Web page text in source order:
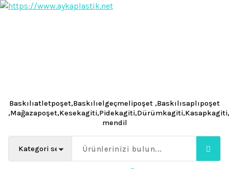
İçeriğe
Baskılıatletpoşet,Baskılıelgeçmelipoşet ,Baskılısaplıpoşet
mendil